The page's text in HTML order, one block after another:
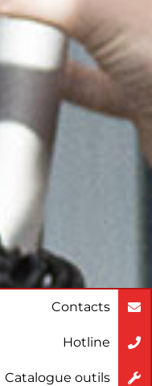
Contacts
Hotline
Catalogue outils